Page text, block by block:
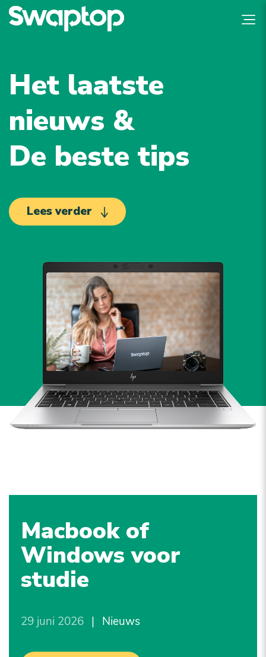
Het laatste
nieuws &
De beste tips
Lees verder
Macbook of
Windows voor
studie
29 juni 2026 | Nieuws